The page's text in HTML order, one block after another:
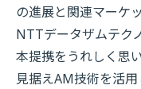
の進展と関連マーケ
NTTデータザムテク
本提携をうれしく思
見据えAM技術を活